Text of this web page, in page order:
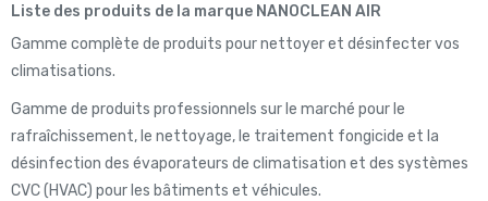
Liste des produits de la marque NANOCLEAN AIR
Gamme complète de produits pour nettoyer et désinfecter vos
climatisations.
Gamme de produits professionnels sur le marché pour le
rafraîchissement, le nettoyage, le traitement fongicide et la
désinfection des évaporateurs de climatisation et des systèmes
CVC (HVAC) pour les bâtiments et véhicules.